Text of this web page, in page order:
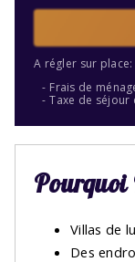
A régler sur place:
Frais de
Taxe de séjour
Pourquoi
Villas de
Des